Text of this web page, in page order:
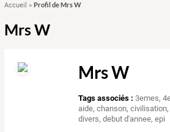
Accueil » Profil de Mrs W
Mrs W
Mrs W
Tags associés : 3emes,
aide,chanson,civilisation
divers,debut d'annee,epi